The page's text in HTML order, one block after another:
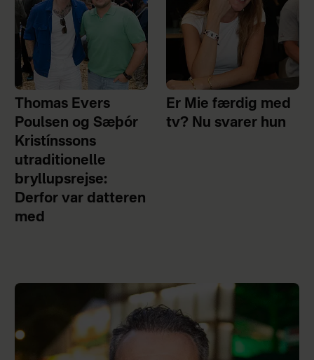
Thomas Evers
Poulsen og Sæþór
Kristínssons
utraditionelle
bryllupsrejse:
Derfor var datteren
med
Er Mie færdig med
tv? Nu svarer hun